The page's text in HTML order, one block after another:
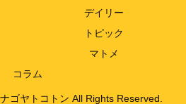
デイリー
トピック
マトメ
コラム
ゴヤトコトン All Rights Reserved.